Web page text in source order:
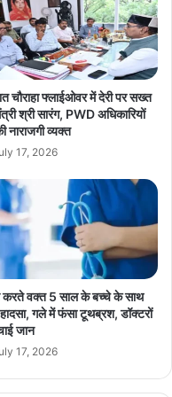
किया है। साइबर सेल बैंक
की जांच कर रही है। तकनीकी
की कोशिश जारी है।
साइबर सेल हर डिजिटल
जा सके। उम्मीद है कि जल्द ही
को पकड़ लिया जाएगा।
Bank Fraud
crime news
Cyber Fraud
Digital Arrest
of ₹22 Lakhs
चौराहा फ्लाईओवर में देरी पर सख्त
श्री सारंग, PWD अधिकारियों
नाराजगी व्यक्त
17, 2026
करते वक्त 5 साल के बच्चे के साथ
गले में फंसा टूथब्रश, डॉक्टरों
जान
17, 2026